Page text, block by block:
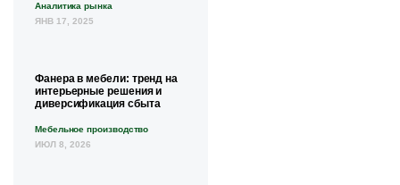
Аналитика рынка
ЯНВ 17, 2025
Фанера в мебели: тренд на
интерьерные решения и
диверсификация сбыта
Мебельное производство
ИЮЛ 8, 2026